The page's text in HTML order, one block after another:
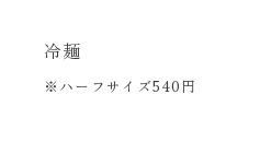
冷麺
※ハーフサイズ540円